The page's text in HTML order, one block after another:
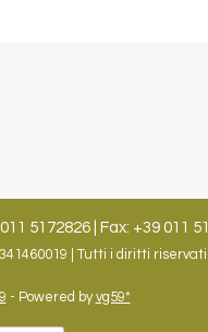
5172826 | Fax: +39 011
| Tutti i diritti riservati
- Powered byvg59*